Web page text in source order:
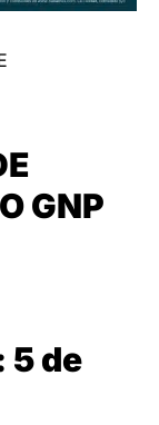
GNP
5 de